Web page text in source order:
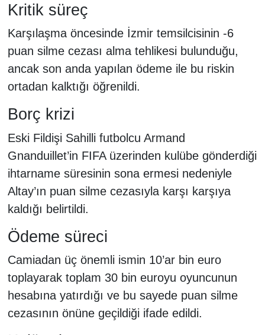
Kritik süreç
Karşılaşma öncesinde İzmir temsilcisinin -6
puan silme cezası alma tehlikesi bulunduğu,
ancak son anda yapılan ödeme ile bu riskin
ortadan kalktığı öğrenildi.
Borç krizi
Eski Fildişi Sahilli futbolcu Armand
Gnanduillet’in FIFA üzerinden kulübe gönderdiği
ihtarname süresinin sona ermesi nedeniyle
Altay’ın puan silme cezasıyla karşı karşıya
kaldığı belirtildi.
Ödeme süreci
Camiadan üç önemli ismin 10’ar bin euro
toplayarak toplam 30 bin euroyu oyuncunun
hesabına yatırdığı ve bu sayede puan silme
cezasının önüne geçildiği ifade edildi.